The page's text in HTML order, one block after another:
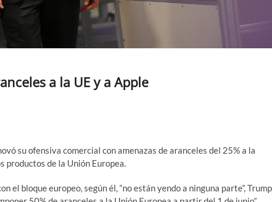
a la UE y a Apple
su ofensiva comercial con amenazas de aranceles del 25% a la
productos de la Unión Europea.
el bloque europeo, según él, “no están yendo a ninguna parte”, Trump